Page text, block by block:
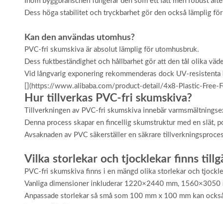
Dess höga stabilitet och tryckbarhet gör den också lämplig
Kan den användas utomhus?
PVC-fri skumskiva är absolut lämplig för utomhusbruk.
Dess fuktbeständighet och hållbarhet gör att den tål olika
Vid långvarig exponering rekommenderas dock UV-
[](https://www.alibaba.com/product-detail/4x8-Plastic-
Hur tillverkas PVC-fri skumskiva?
Tillverkningen av PVC-fri skumskiva innebär
Denna process skapar en fincellig skumstruktur med en
Avsaknaden av PVC säkerställer en säkrare
Vilka storlekar och tjocklekar finns
PVC-fri skumskiva finns i en mängd olika storlekar och
Vanliga dimensioner inkluderar 1220×2440 mm,
Anpassade storlekar så små som 100 mm x 100 mm kan